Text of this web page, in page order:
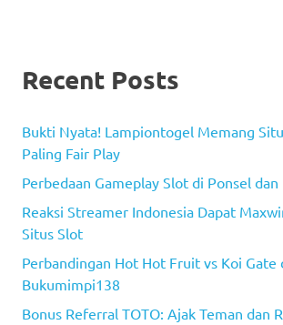
Recent Posts
Bukti Nyata! Lampiontogel Memang
Paling Fair Play
Perbedaan Gameplay Slot di Ponsel
Reaksi Streamer Indonesia Dapat
Situs Slot
Perbandingan Hot Hot Fruit vs Koi Gate
Bukumimpi138
Bonus Referral TOTO: Ajak Teman dan